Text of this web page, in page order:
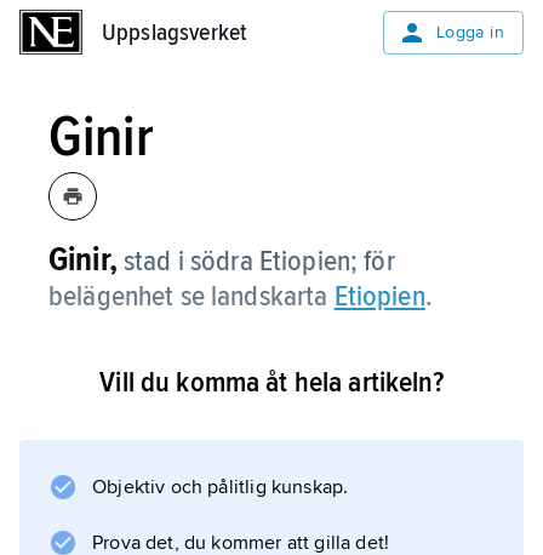
Uppslagsverket Logga in
Ginir
Ginir, stad i södra Etiopien; för
belägenhet se landskarta Etiopien.
Vill du komma åt hela artikeln?
Objektiv och pålitlig kunskap.
Prova det, du kommer att gilla det!